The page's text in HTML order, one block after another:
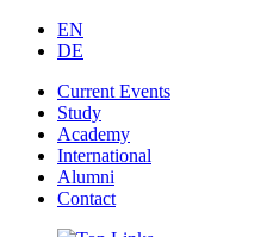
EN
DE
Current Events
Study
Academy
International
Alumni
Contact